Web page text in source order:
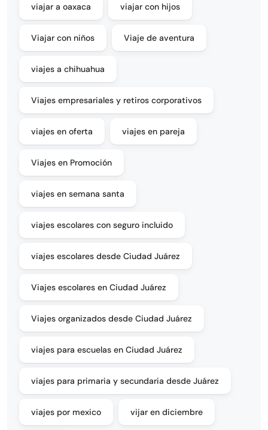
viajar a oaxaca viajar con hijos
Viajar con niños Viaje de aventura
viajes a chihuahua
Viajes empresariales y retiros corporativos
viajes en oferta viajes en pareja
Viajes en Promoción
viajes en semana santa
viajes escolares con seguro incluido
viajes escolares desde Ciudad Juárez
Viajes escolares en Ciudad Juárez
Viajes organizados desde Ciudad Juárez
viajes para escuelas en Ciudad Juárez
viajes para primaria y secundaria desde Juárez
viajes por mexico vijar en diciembre